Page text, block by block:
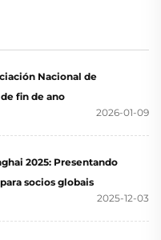
Nacional de
fin de ano
2026-01-09
2025: Presentando
socios globais
2025-12-03